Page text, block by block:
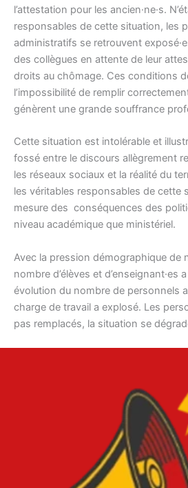
l’attestation pour les ancien·ne·s.
responsables de cette situation, les
administratifs se retrouvent
des collègues en attente de leur
droits au chômage. Ces conditions
l’impossibilité de remplir
génèrent une grande souffrance
Cette situation est intolérable et
fossé entre le discours allègrement
les réseaux sociaux et la réalité du
les véritables responsables de cette
mesure des conséquences des
niveau académique que ministériel.
Avec la pression démographique de
nombre d’élèves et d’enseignant·es
évolution du nombre de personnels
charge de travail a explosé. Les
pas remplacés, la situation se